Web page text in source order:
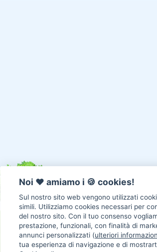
Noi ♥️ amiamo i 🍪 cookies!
Sul nostro sito web vengono utilizzati
simili. Utilizziamo cookies necessari per
del nostro sito. Con il tuo consenso
prestazione, funzionali, con finalità di
annunci personalizzati (ulteriori
tua esperienza di navigazione e di